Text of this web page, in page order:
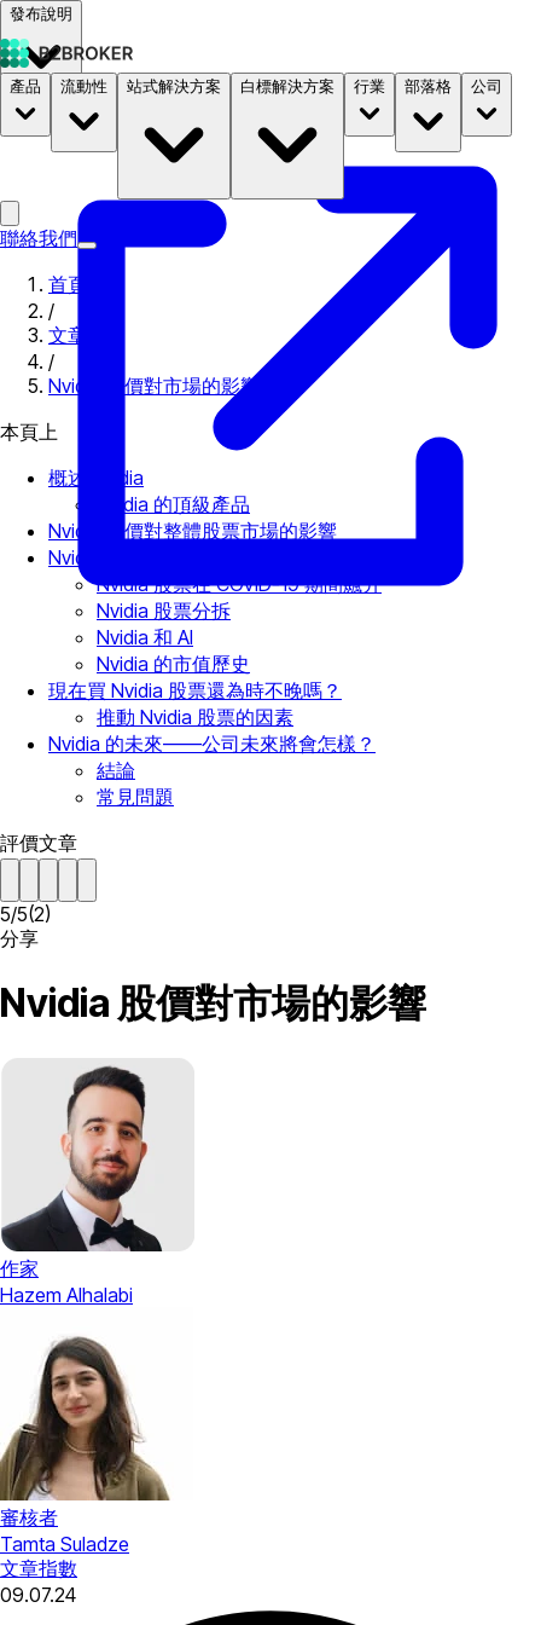
發布說明
文件 定價 B2STORE
產品 流動性 站式解決方案 白標解決方案 行業 部落格 公司
聯絡我們
首頁
/
文章
/
Nvidia 股價對市場的影響
本頁上
概述 Nvidia
Nvidia 的頂級產品
Nvidia 股價對整體股票市場的影響
Nvidia 股價新聞
Nvidia 股票在 COVID-19 期間飆升
Nvidia 股票分拆
Nvidia 和 AI
Nvidia 的市值歷史
現在買 Nvidia 股票還為時不晚嗎？
推動 Nvidia 股票的因素
Nvidia 的未來——公司未來將會怎樣？
結論
常見問題
評價文章
5/5(2)
分享
Nvidia 股價對市場的影響
作家
Hazem Alhalabi
審核者
Tamta Suladze
文章指數
09.07.24